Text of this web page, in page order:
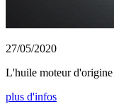
27/05/2020
L'huile moteur
plus d'infos